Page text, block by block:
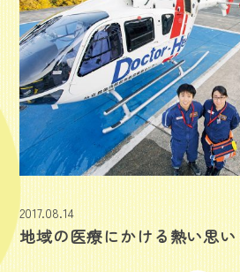
2017.08.14
地域の医療にかける熱い思い